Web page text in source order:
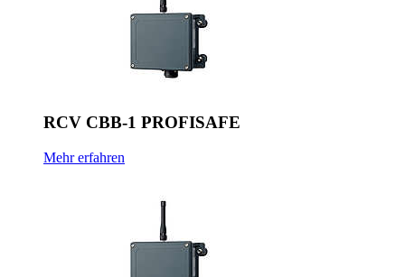
RCV CBB-1 PROFISAFE
Mehr erfahren